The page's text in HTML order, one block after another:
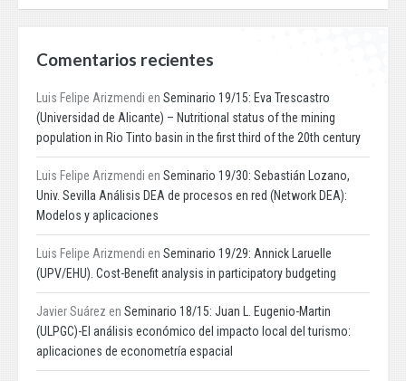
Comentarios recientes
Luis Felipe Arizmendi en Seminario 19/15: Eva Trescastro
(Universidad de Alicante) – Nutritional status of the mining
population in Rio Tinto basin in the first third of the 20th century
Luis Felipe Arizmendi en Seminario 19/30: Sebastián Lozano,
Univ. Sevilla Análisis DEA de procesos en red (Network DEA):
Modelos y aplicaciones
Luis Felipe Arizmendi en Seminario 19/29: Annick Laruelle
(UPV/EHU). Cost-Benefit analysis in participatory budgeting
Javier Suárez en Seminario 18/15: Juan L. Eugenio-Martin
(ULPGC)-El análisis económico del impacto local del turismo:
aplicaciones de econometría espacial